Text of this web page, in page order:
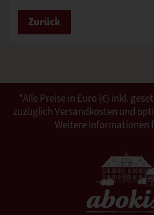
Zurück
*Alle Preise in Euro (€) inkl.
zuzüglich Versandkosten und
Weitere Informationen